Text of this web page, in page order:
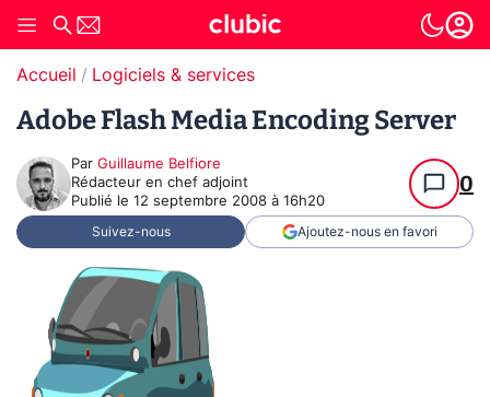
Accueil Logiciels & services
Adobe Flash Media Encoding Server
Par Guillaume Belfiore
Rédacteur en chef adjoint
Publié le 12 septembre 2008 à 16h20
0
Suivez-nous Ajoutez-nous en favori